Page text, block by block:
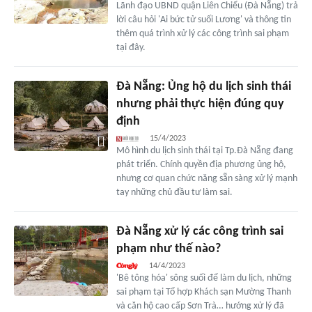
Lãnh đạo UBND quận Liên Chiểu (Đà Nẵng) trả
lời câu hỏi 'Ai bức tử suối Lương' và thông tin
thêm quá trình xử lý các công trình sai phạm
tại đây.
Đà Nẵng: Ủng hộ du lịch sinh thái
nhưng phải thực hiện đúng quy
định
15/4/2023
Mô hình du lịch sinh thái tại Tp.Đà Nẵng đang
phát triển. Chính quyền địa phương ủng hộ,
nhưng cơ quan chức năng sẵn sàng xử lý mạnh
tay những chủ đầu tư làm sai.
Đà Nẵng xử lý các công trình sai
phạm như thế nào?
14/4/2023
'Bê tông hóa' sông suối để làm du lịch, những
sai phạm tại Tổ hợp Khách sạn Mường Thanh
và căn hộ cao cấp Sơn Trà… hướng xử lý đã